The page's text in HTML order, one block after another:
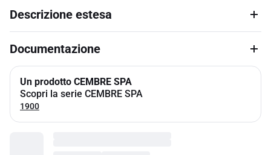
Descrizione estesa
Documentazione
Un prodotto CEMBRE SPA
Scopri la serie CEMBRE SPA
1900